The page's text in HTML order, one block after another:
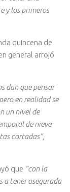
y los primeros
quincena de
general arrojó
dan que pensar
en realidad se
un nivel de
de nieve
cortadas”,
que “con la
a tener asegurada